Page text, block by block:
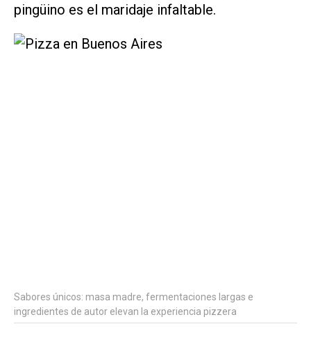
pingüino es el maridaje infaltable.
Sabores únicos: masa madre, fermentaciones largas e
ingredientes de autor elevan la experiencia pizzera